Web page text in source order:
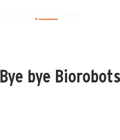
Bye bye